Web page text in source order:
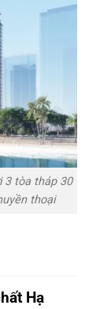
3 tòa tháp 30
thoại
Hạ